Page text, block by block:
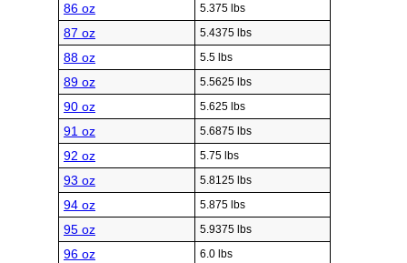
86 oz 5.375 lbs
87 oz 5.4375 lbs
88 oz 5.5 lbs
89 oz 5.5625 lbs
90 oz 5.625 lbs
91 oz 5.6875 lbs
92 oz 5.75 lbs
93 oz 5.8125 lbs
94 oz 5.875 lbs
95 oz 5.9375 lbs
96 oz 6.0 lbs